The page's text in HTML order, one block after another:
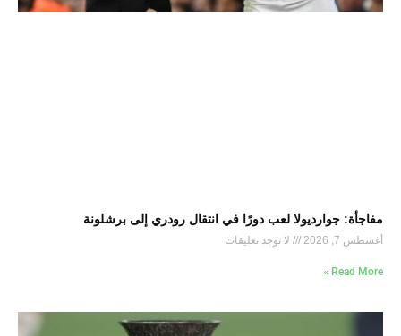
مفاجأة: جوارديولا لعب دورًا في انتقال رودري إلى برشلونة
أغسطس 7, 2026 لا توجد تعليقات
Read More »